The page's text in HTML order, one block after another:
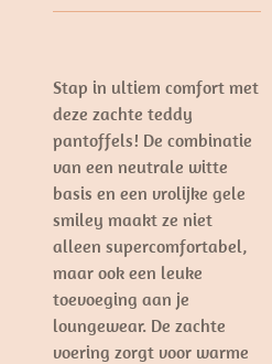
Stap in ultiem comfort met
deze zachte teddy
pantoffels! De combinatie
van een neutrale witte
basis en een vrolijke gele
smiley maakt ze niet
alleen supercomfortabel,
maar ook een leuke
toevoeging aan je
loungewear. De zachte
voering zorgt voor warme